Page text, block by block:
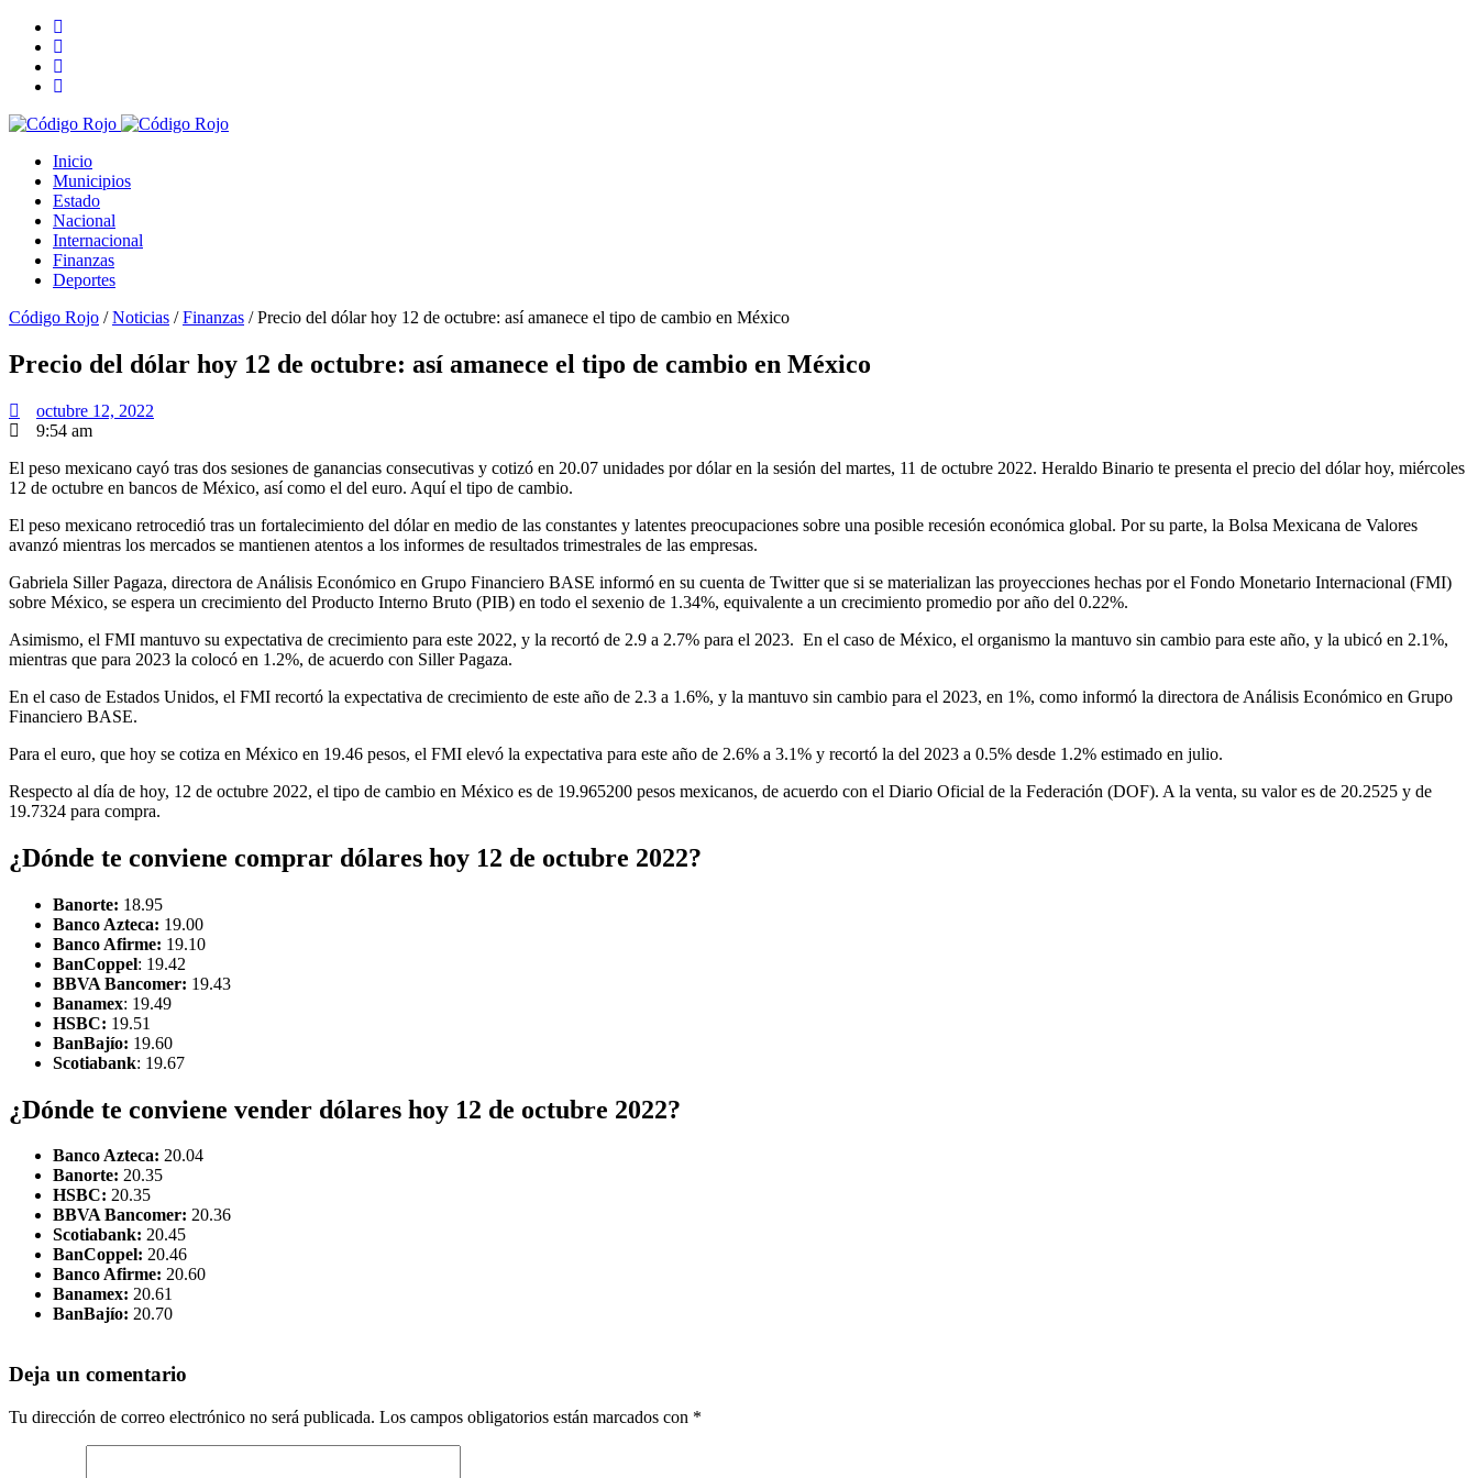
Inicio
Municipios
Estado
Nacional
Internacional
Finanzas
Deportes
Código Rojo /Noticias /Finanzas /Precio del dólar hoy 12 de octubre: así amanece el tipo de cambio en México
Precio del dólar hoy 12 de octubre: así amanece el tipo de cambio en México
octubre 12, 2022
9:54 am
El peso mexicano cayó tras dos sesiones de ganancias consecutivas y cotizó en 20.07 unidades por dólar en la sesión del martes, 11 de octubre 2022. Heraldo Binario te presenta el precio del dólar hoy, miércoles
12 de octubre en bancos de México, así como el del euro. Aquí el tipo de cambio.
El peso mexicano retrocedió tras un fortalecimiento del dólar en medio de las constantes y latentes preocupaciones sobre una posible recesión económica global. Por su parte, la Bolsa Mexicana de Valores
avanzó mientras los mercados se mantienen atentos a los informes de resultados trimestrales de las empresas.
Gabriela Siller Pagaza, directora de Análisis Económico en Grupo Financiero BASE informó en su cuenta de Twitter que si se materializan las proyecciones hechas por el Fondo Monetario Internacional (FMI)
sobre México, se espera un crecimiento del Producto Interno Bruto (PIB) en todo el sexenio de 1.34%, equivalente a un crecimiento promedio por año del 0.22%.
Asimismo, el FMI mantuvo su expectativa de crecimiento para este 2022, y la recortó de 2.9 a 2.7% para el 2023. En el caso de México, el organismo la mantuvo sin cambio para este año, y la ubicó en 2.1%,
mientras que para 2023 la colocó en 1.2%, de acuerdo con Siller Pagaza.
En el caso de Estados Unidos, el FMI recortó la expectativa de crecimiento de este año de 2.3 a 1.6%, y la mantuvo sin cambio para el 2023, en 1%, como informó la directora de Análisis Económico en Grupo
Financiero BASE.
Para el euro, que hoy se cotiza en México en 19.46 pesos, el FMI elevó la expectativa para este año de 2.6% a 3.1% y recortó la del 2023 a 0.5% desde 1.2% estimado en julio.
Respecto al día de hoy, 12 de octubre 2022, el tipo de cambio en México es de 19.965200 pesos mexicanos, de acuerdo con el Diario Oficial de la Federación (DOF). A la venta, su valor es de 20.2525 y de
19.7324 para compra.
¿Dónde te conviene comprar dólares hoy 12 de octubre 2022?
Banorte: 18.95
Banco Azteca: 19.00
Banco Afirme: 19.10
BanCoppel: 19.42
BBVA Bancomer: 19.43
Banamex: 19.49
HSBC: 19.51
BanBajío: 19.60
Scotiabank: 19.67
¿Dónde te conviene vender dólares hoy 12 de octubre 2022?
Banco Azteca: 20.04
Banorte: 20.35
HSBC: 20.35
BBVA Bancomer: 20.36
Scotiabank: 20.45
BanCoppel: 20.46
Banco Afirme: 20.60
Banamex: 20.61
BanBajío: 20.70
Deja un comentario
Tu dirección de correo electrónico no será publicada. Los campos obligatorios están marcados con *